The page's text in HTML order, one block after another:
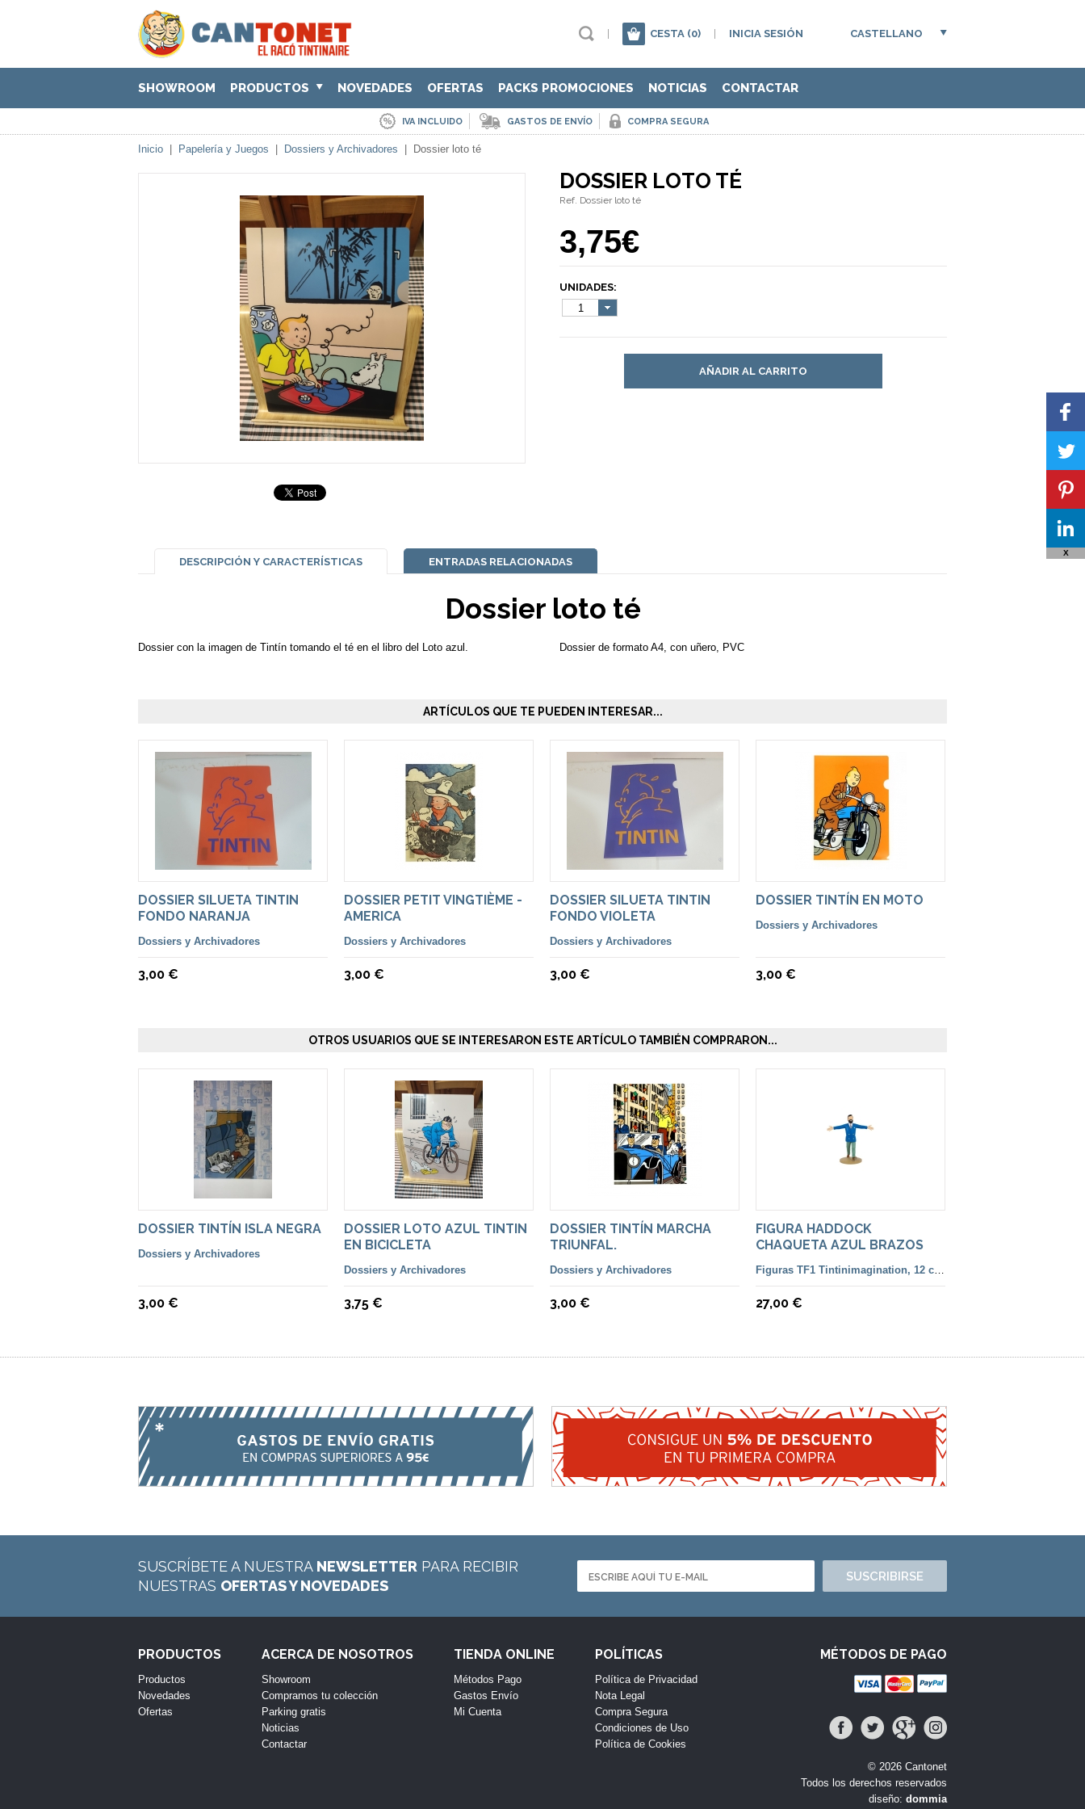
CESTA (0) INICIA SESIÓN CASTELLANO
SHOWROOM PRODUCTOS NOVEDADES OFERTAS PACKS PROMOCIONES NOTICIAS CONTACTAR
IVA INCLUIDO GASTOS DE ENVÍO COMPRA SEGURA
Inicio Papelería y Juegos Dossiers y Archivadores Dossier loto té
DOSSIER LOTO TÉ
Ref. Dossier loto té
3,75€
UNIDADES:
1
AÑADIR AL CARRITO
DESCRIPCIÓN Y CARACTERÍSTICAS ENTRADAS RELACIONADAS
Dossier loto té
Dossier con la imagen de Tintín tomando el té en el libro del Loto azul. Dossier de formato A4, con uñero, PVC
ARTÍCULOS QUE TE PUEDEN INTERESAR...
DOSSIER SILUETA TINTIN
FONDO NARANJA
Dossiers y Archivadores
3,00 €
DOSSIER PETIT VINGTIÈME -
AMERICA
Dossiers y Archivadores
3,00 €
DOSSIER SILUETA TINTIN
FONDO VIOLETA
Dossiers y Archivadores
3,00 €
DOSSIER TINTÍN EN MOTO
Dossiers y Archivadores
3,00 €
OTROS USUARIOS QUE SE INTERESARON ESTE ARTÍCULO TAMBIÉN COMPRARON...
DOSSIER TINTÍN ISLA NEGRA
Dossiers y Archivadores
3,00 €
DOSSIER LOTO AZUL TINTIN
EN BICICLETA
Dossiers y Archivadores
3,75 €
DOSSIER TINTÍN MARCHA
TRIUNFAL.
Dossiers y Archivadores
3,00 €
FIGURA HADDOCK
CHAQUETA AZUL BRAZOS
Figuras TF1 Tintinimagination, 12 cm. color y francesa
27,00 €
SUSCRÍBETE A NUESTRA NEWSLETTER PARA RECIBIR
NUESTRAS OFERTAS Y NOVEDADES
SUSCRIBIRSE
PRODUCTOS
Productos
Novedades
Ofertas
ACERCA DE NOSOTROS
Showroom
Compramos tu colección
Parking gratis
Noticias
Contactar
TIENDA ONLINE
Métodos Pago
Gastos Envío
Mi Cuenta
POLÍTICAS
Política de Privacidad
Nota Legal
Compra Segura
Condiciones de Uso
Política de Cookies
MÉTODOS DE PAGO
© 2026 Cantonet
Todos los derechos reservados
diseño: dommia
X